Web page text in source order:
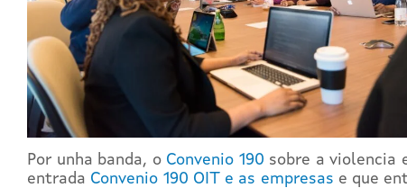
Por unha banda, o Convenio 190 sobre a violencia
entrada Convenio 190 OIT e as empresas e que